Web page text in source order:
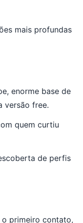
mais profundas
enorme base de
versão free.
quem curtiu
de perfis
o primeiro contato,